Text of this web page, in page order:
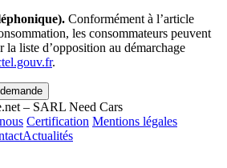
Conformément à l’article
les consommateurs peuvent
la liste d’opposition au démarchage
.
– SARL Need Cars
Certification Mentions légales
Actualités